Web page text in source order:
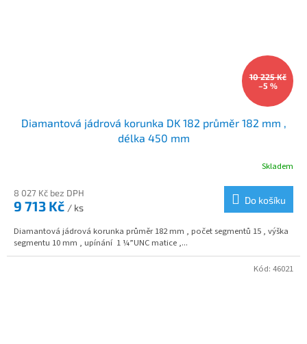
10 225 Kč
–5 %
Diamantová jádrová korunka DK 182 průměr 182 mm ,
délka 450 mm
Skladem
8 027 Kč bez DPH
9 713 Kč / ks
Do košíku
Diamantová jádrová korunka průměr 182 mm , počet segmentů 15 , výška
segmentu 10 mm , upínání 1 ¼”UNC matice ,...
Kód: 46021